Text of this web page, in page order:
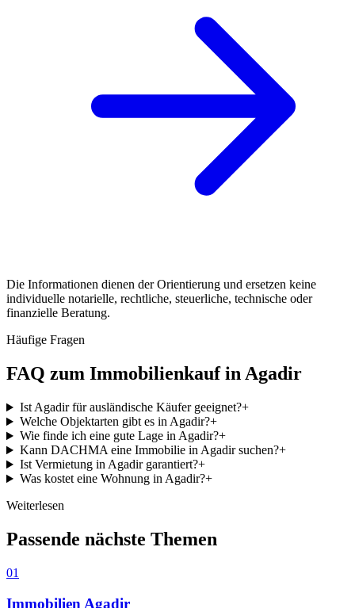
Die Informationen dienen der Orientierung und ersetzen keine
individuelle notarielle, rechtliche, steuerliche, technische oder
finanzielle Beratung.
Häufige Fragen
FAQ zum Immobilienkauf in Agadir
Ist Agadir für ausländische Käufer geeignet?+
Welche Objektarten gibt es in Agadir?+
Wie finde ich eine gute Lage in Agadir?+
Kann DACHMA eine Immobilie in Agadir suchen?+
Ist Vermietung in Agadir garantiert?+
Was kostet eine Wohnung in Agadir?+
Weiterlesen
Passende nächste Themen
01
Immobilien Agadir